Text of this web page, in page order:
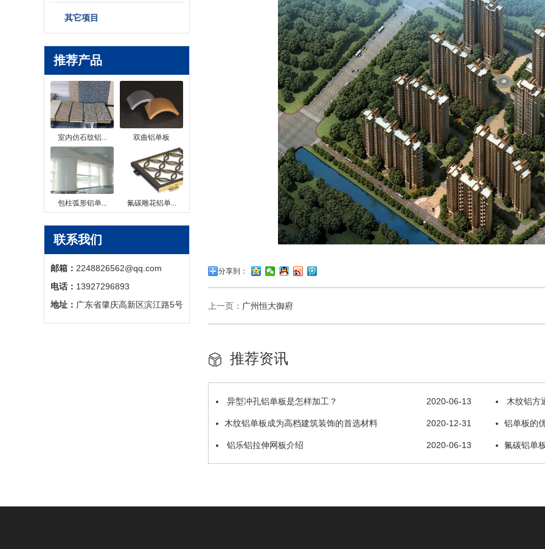
其它项目
推荐产品
室内仿石纹铝... 双曲铝单板
包柱弧形铝单... 氟碳雕花铝单...
联系我们
邮箱： 2248826562@qq.com
电话： 13927296893
地址： 广东省肇庆高新区滨江路5号
分享到：
上一页： 广州恒大御府
推荐资讯
2020-06-13
异型冲孔铝单板是怎样加工？ 木纹铝方
2020-12-31
木纹铝单板成为高档建筑装饰的首选材料 铝单板的
2020-06-13
铝乐铝拉伸网板介绍 氟碳铝单